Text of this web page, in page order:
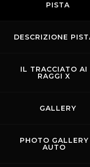
PISTA
DESCRIZIONE
IL TRACCIATO AI
RAGGI X
GALLERY
PHOTO GALLERY
AUTO
traguardo a Ibiza
il tragitto, ogni
Gumball gratuiti,
tradizione,
Europa per
automobilistici
“Questo
spettacolare per
Gumball 3000 in